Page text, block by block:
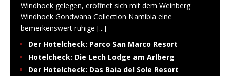
Windhoek gelegen, eröffnet sich mit dem Weinberg
Windhoek Gondwana Collection Namibia eine
bemerkenswert ruhige [...]
Der Hotelcheck: Parco San Marco Resort
Hotelcheck: Die Lech Lodge am Arlberg
Der Hotelcheck: Das Baia del Sole Resort